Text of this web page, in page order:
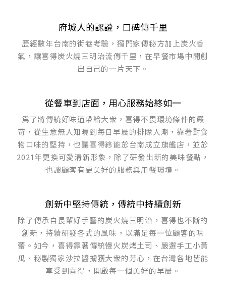
府城人的認證，口碑傳千里
歷經數年台南的街巷考驗，獨門家傳秘方加上炭火香
氣，讓喜得炭火燒三明治流傳千里，在早餐市場中開創
出自己的一片天下。
從餐車到店面，用心服務始終如一
為了將傳統好味道帶給大眾，喜得不畏環境條件的嚴
苛，從生意無人知曉到每日早晨的排隊人潮，靠著對食
物口味的堅持，也讓喜得終能於台南成立旗艦店，並於
2021年更換可愛清新形象，除了研發出新的美味餐點，
也讓顧客有更美好的服務與用餐環境。
創新中堅持傳統，傳統中持續創新
除了傳承自長輩好手藝的炭火燒三明治，喜得也不斷的
創新，持續研發各式的風味，以滿足每一位顧客的味
蕾。如今，喜得靠著傳統慢火炭烤土司、嚴選手工小黃
瓜、秘製獨家沙拉醬擄獲大眾的芳心，在台灣各地皆能
享受到喜得，開啟每一個美好的早晨。